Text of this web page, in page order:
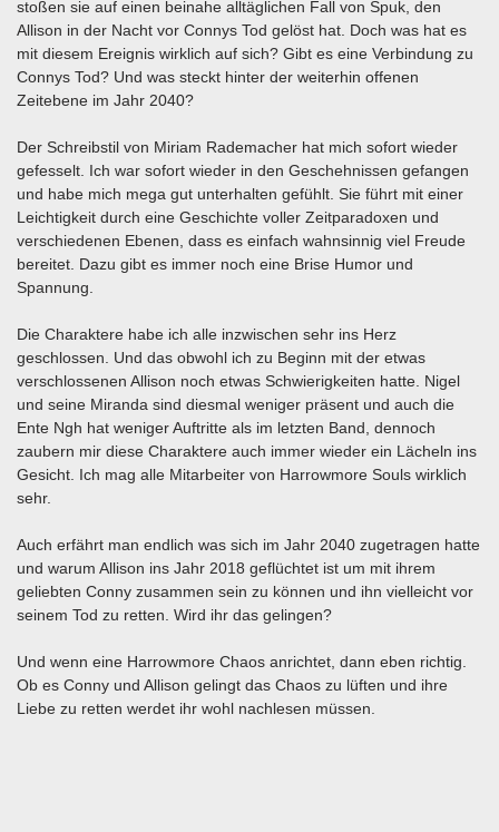
stoßen sie auf einen beinahe alltäglichen Fall von Spuk, den
Allison in der Nacht vor Connys Tod gelöst hat. Doch was hat es
mit diesem Ereignis wirklich auf sich? Gibt es eine Verbindung zu
Connys Tod? Und was steckt hinter der weiterhin offenen
Zeitebene im Jahr 2040?
Der Schreibstil von Miriam Rademacher hat mich sofort wieder
gefesselt. Ich war sofort wieder in den Geschehnissen gefangen
und habe mich mega gut unterhalten gefühlt. Sie führt mit einer
Leichtigkeit durch eine Geschichte voller Zeitparadoxen und
verschiedenen Ebenen, dass es einfach wahnsinnig viel Freude
bereitet. Dazu gibt es immer noch eine Brise Humor und
Spannung.
Die Charaktere habe ich alle inzwischen sehr ins Herz
geschlossen. Und das obwohl ich zu Beginn mit der etwas
verschlossenen Allison noch etwas Schwierigkeiten hatte. Nigel
und seine Miranda sind diesmal weniger präsent und auch die
Ente Ngh hat weniger Auftritte als im letzten Band, dennoch
zaubern mir diese Charaktere auch immer wieder ein Lächeln ins
Gesicht. Ich mag alle Mitarbeiter von Harrowmore Souls wirklich
sehr.
Auch erfährt man endlich was sich im Jahr 2040 zugetragen hatte
und warum Allison ins Jahr 2018 geflüchtet ist um mit ihrem
geliebten Conny zusammen sein zu können und ihn vielleicht vor
seinem Tod zu retten. Wird ihr das gelingen?
Und wenn eine Harrowmore Chaos anrichtet, dann eben richtig.
Ob es Conny und Allison gelingt das Chaos zu lüften und ihre
Liebe zu retten werdet ihr wohl nachlesen müssen.